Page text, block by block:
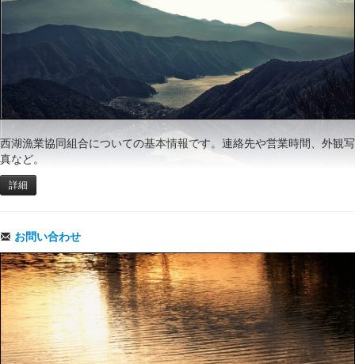
西湖漁業協同組合についての基本情報です。連絡先や営業時間、外観写
真など。
詳細
お問い合わせ